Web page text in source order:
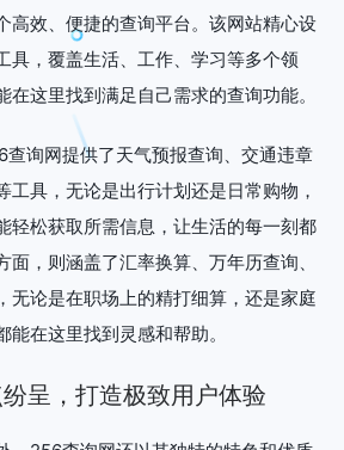
高效、便捷的查询平台。该网站精心设
具，覆盖生活、工作、学习等多个领
在这里找到满足自己需求的查询功能。
询网提供了天气预报查询、交通违章
工具，无论是出行计划还是日常购物，
轻松获取所需信息，让生活的每一刻都
面，则涵盖了汇率换算、万年历查询、
无论是在职场上的精打细算，还是家庭
在这里找到灵感和帮助。
呈，打造极致用户体验